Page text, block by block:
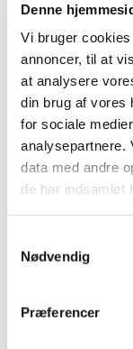
Denne
Vi bruger
annoncer, til at
at analysere
din brug af vores
for sociale
analysepartnere.
data med andre
de har indsamlet
Nødvendig
Præferencer